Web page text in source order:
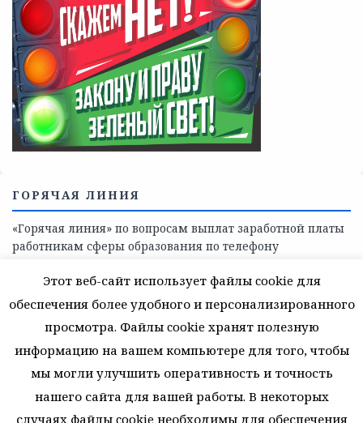
Телефоны учреждений, оказывающих меры социальной
поддержки, медицинскую, социально-психологическую
помощь детям и взрослым лицам Ленинградской
области
СКАЖИ КОРРУПЦИИ — НЕТ
Этот веб-сайт использует файлы cookie для
обеспечения более удобного и персонализированного
просмотра. Файлы cookie хранят полезную
информацию на вашем компьютере для того, чтобы
мы могли улучшить оперативность и точность
нашего сайта для вашей работы. В некоторых
случаях файлы cookie необходимы для обеспечения